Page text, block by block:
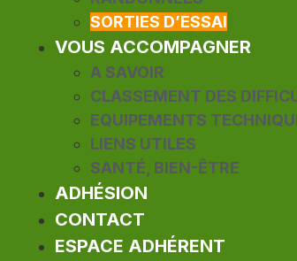
SORTIES D’ESSAI
VOUS ACCOMPAGNER
A SAVOIR
CLASSEMENT DES
EQUIPEMENTS
LIENS UTILES
SANTÉ, BIEN-ÊTRE
ADHÉSION
CONTACT
ESPACE ADHÉRENT